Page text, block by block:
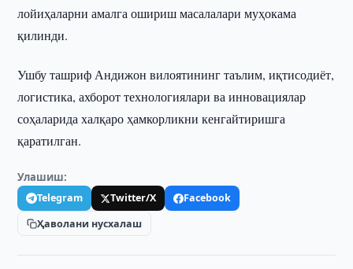
лойиҳаларни амалга ошириш масалалари муҳокама
қилинди.
Ушбу ташриф Андижон вилоятининг таълим, иқтисодиёт,
логистика, ахборот технологиялари ва инновациялар
соҳаларида халқаро ҳамкорликни кенгайтиришга
қаратилган.
Улашиш:
Telegram Twitter/X
Facebook
Ҳаволани нусхалаш